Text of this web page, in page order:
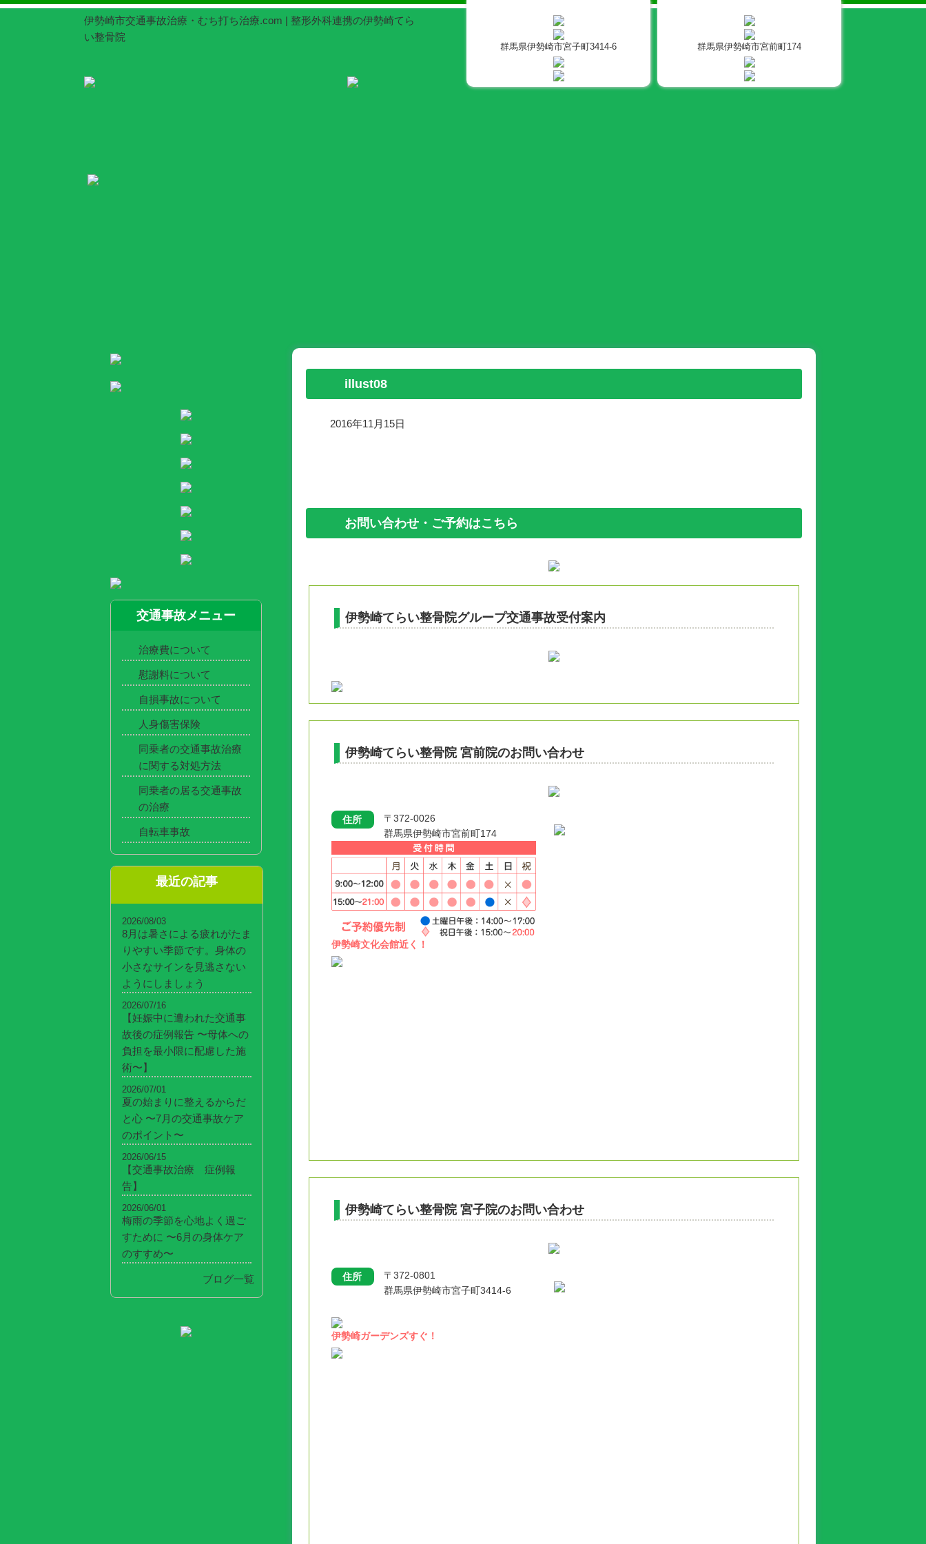
伊勢崎市交通事故治療・むち打ち治療.com | 整形外科連携の伊勢崎てら
い整骨院
群馬県伊勢崎市宮前町174
群馬県伊勢崎市宮子町3414-6
illust08
2016年11月15日
お問い合わせ・ご予約はこちら
伊勢崎てらい整骨院グループ交通事故受付案内
伊勢崎てらい整骨院 宮前院のお問い合わせ
住所
〒372-0026
群馬県伊勢崎市宮前町174
伊勢崎文化会館近く！
伊勢崎てらい整骨院 宮子院のお問い合わせ
住所
〒372-0801
群馬県伊勢崎市宮子町3414-6
伊勢崎ガーデンズすぐ！
交通事故メニュー
治療費について
慰謝料について
自損事故について
人身傷害保険
同乗者の交通事故治療
に関する対処方法
同乗者の居る交通事故
の治療
自転車事故
最近の記事
8月は暑さによる疲れがたま
りやすい季節です。身体の
小さなサインを見逃さない
ようにしましょう
2026/08/03
【妊娠中に遭われた交通事
故後の症例報告 〜母体への
負担を最小限に配慮した施
術〜】
2026/07/16
夏の始まりに整えるからだ
と心 〜7月の交通事故ケア
のポイント〜
2026/07/01
【交通事故治療 症例報
告】
2026/06/15
梅雨の季節を心地よく過ご
すために 〜6月の身体ケア
のすすめ〜
2026/06/01
ブログ一覧